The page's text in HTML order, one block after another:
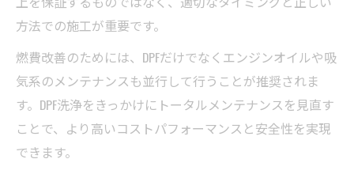
方法での施工が重要です。
燃費改善のためには、DPFだけでなくエンジンオイルや吸
気系のメンテナンスも並行して行うことが推奨されま
す。DPF洗浄をきっかけにトータルメンテナンスを見直す
ことで、より高いコストパフォーマンスと安全性を実現
できます。